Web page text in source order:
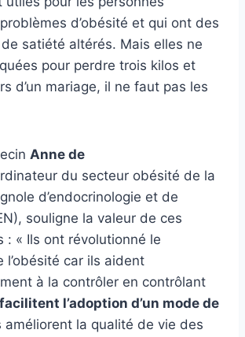
d’obésité et qui ont des
satiété altérés. Mais elles ne
pour perdre trois kilos et
d’un mariage, il ne faut pas les
Anne de
du secteur obésité de la
d’endocrinologie et de
souligne la valeur de ces
: « Ils ont révolutionné le
l’obésité car ils aident
à la contrôler en contrôlant
l’adoption d’un mode de
améliorent la qualité de vie des